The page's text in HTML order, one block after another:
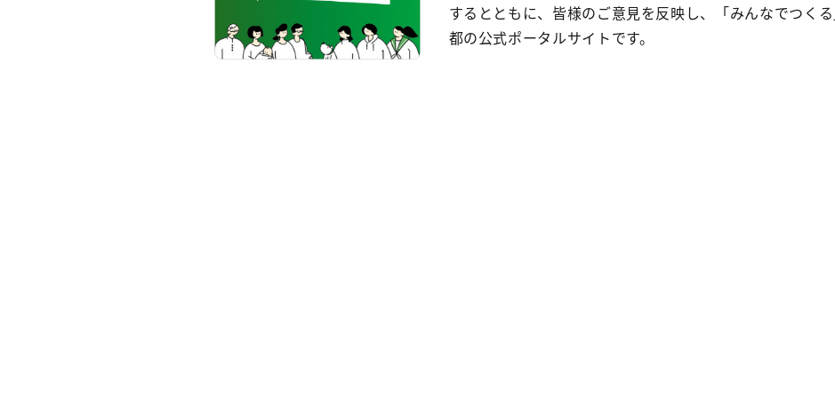
するとともに、皆様のご意見を反映し、「みんなでつく
都の公式ポータルサイトです。